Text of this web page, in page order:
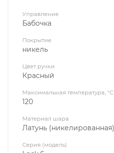
Управление
Бабочка
Покрытие
никель
Цвет ручки
Красный
Максимальная температура, °C
120
Материал шара
Латунь (никелированная)
Серия (модель)